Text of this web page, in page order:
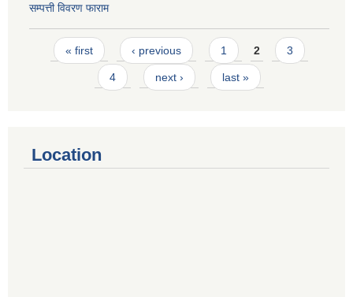
सम्पत्ती विवरण फाराम
Pages
« first ‹ previous 1 2 3
4 next › last »
Location